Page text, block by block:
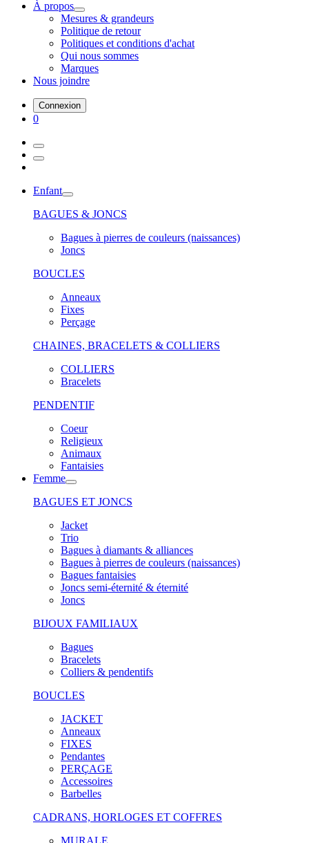
À propos
Mesures & grandeurs
Politique de retour
Politiques et conditions d'achat
Qui nous sommes
Marques
Nous joindre
Connexion
0
Enfant
BAGUES & JONCS
Bagues à pierres de couleurs (naissances)
Joncs
BOUCLES
Anneaux
Fixes
Perçage
CHAINES, BRACELETS & COLLIERS
COLLIERS
Bracelets
PENDENTIF
Coeur
Religieux
Animaux
Fantaisies
Femme
BAGUES ET JONCS
Jacket
Trio
Bagues à diamants & alliances
Bagues à pierres de couleurs (naissances)
Bagues fantaisies
Joncs semi-éternité & éternité
Joncs
BIJOUX FAMILIAUX
Bagues
Bracelets
Colliers & pendentifs
BOUCLES
JACKET
Anneaux
FIXES
Pendantes
PERÇAGE
Accessoires
Barbelles
CADRANS, HORLOGES ET COFFRES
MURALE